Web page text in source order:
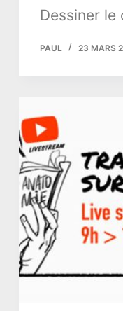
Dessiner
PAUL 23 MARS